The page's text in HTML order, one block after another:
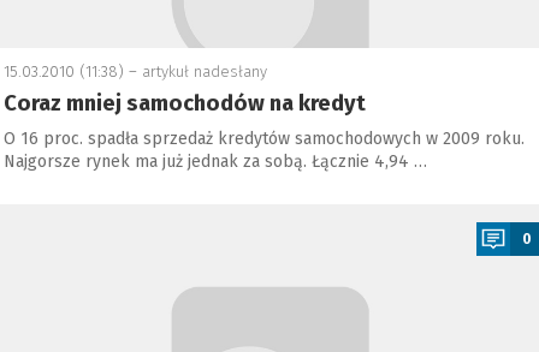
15.03.2010 (11:38) – artykuł nadesłany
Coraz mniej samochodów na kredyt
O 16 proc. spadła sprzedaż kredytów samochodowych w 2009 roku.
Najgorsze rynek ma już jednak za sobą. Łącznie 4,94 …
0